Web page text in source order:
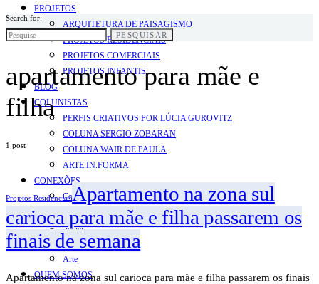
PROJETOS
ARQUITETURA DE PAISAGISMO
PROJETOS RESIDENCIAIS
PROJETOS COMERCIAIS
PROJETOS INFANTIS
BLOG
COLUNISTAS
PERFIS CRIATIVOS POR LÚCIA GUROVITZ
COLUNA SERGIO ZOBARAN
COLUNA WAIR DE PAULA
ARTE.IN.FORMA
CONEXÕES
Conectadas
Social
Mostras
Arte
QUEM SOMOS
Search for:
PESQUISAR
apartamento para mãe e
filha
1 post
Projetos ResidenciaisApartamento na zona sul
carioca para mãe e filha passarem os
finais de semana
Apartamento na zona sul carioca para mãe e filha passarem os finais